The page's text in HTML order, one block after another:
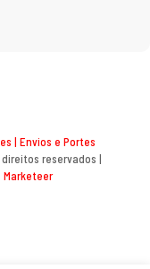
| Envios e Portes
reservados |
Marketeer